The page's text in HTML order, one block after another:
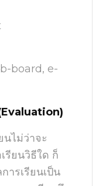
board, e-
Evaluation)
นไม่ว่าจะ
รียนวิธีใด ก็
ารเรียนเป็น